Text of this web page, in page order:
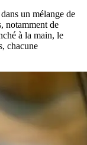
un mélange de
notamment de
à la main, le
chacune